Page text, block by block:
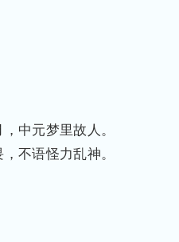
中元梦里故人。
不语怪力乱神。